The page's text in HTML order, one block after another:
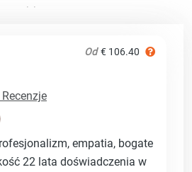
Od € 106.40
Recenzje
empatia, bogate
22 lata doświadczenia w